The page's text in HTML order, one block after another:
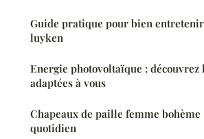
Guide pratique pour bien
luyken
Energie photovoltaïque : découvrez
adaptées à vous
Chapeaux de paille femme bohème
quotidien